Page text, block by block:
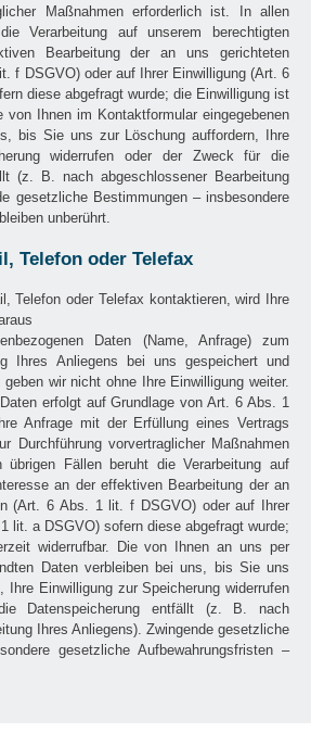
Maßnahmen erforderlich ist. In allen
Verarbeitung auf unserem berechtigten
Bearbeitung der an uns gerichteten
f DSGVO) oder auf Ihrer Einwilligung (Art. 6
diese abgefragt wurde; die Einwilligung ist
von Ihnen im Kontaktformular eingegebenen
bis Sie uns zur Löschung auffordern, Ihre
widerrufen oder der Zweck für die
(z. B. nach abgeschlossener Bearbeitung
gesetzliche Bestimmungen – insbesondere
unberührt.
Telefon oder Telefax
Telefon oder Telefax kontaktieren, wird Ihre
Daten (Name, Anfrage) zum
Ihres Anliegens bei uns gespeichert und
wir nicht ohne Ihre Einwilligung weiter.
erfolgt auf Grundlage von Art. 6 Abs. 1
Anfrage mit der Erfüllung eines Vertrags
Durchführung vorvertraglicher Maßnahmen
Fällen beruht die Verarbeitung auf
an der effektiven Bearbeitung der an
(Art. 6 Abs. 1 lit. f DSGVO) oder auf Ihrer
lit. a DSGVO) sofern diese abgefragt wurde;
widerrufbar. Die von Ihnen an uns per
Daten verbleiben bei uns, bis Sie uns
Ihre Einwilligung zur Speicherung widerrufen
Datenspeicherung entfällt (z. B. nach
Ihres Anliegens). Zwingende gesetzliche
gesetzliche Aufbewahrungsfristen –